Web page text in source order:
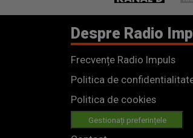
Despre Radio
Frecvențe Radio Impuls
Politica de
Politica de cookies
Gestionați preferințele